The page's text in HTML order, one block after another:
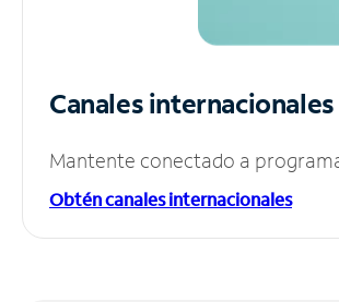
Canales internacionales
Mantente conectado a
Obtén canales internacionales